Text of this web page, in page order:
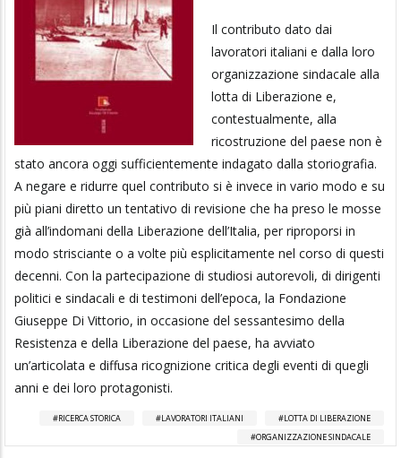
Il contributo dato dai
lavoratori italiani e dalla loro
organizzazione sindacale alla
lotta di Liberazione e,
contestualmente, alla
ricostruzione del paese non è
stato ancora oggi sufficientemente indagato dalla storiografia.
A negare e ridurre quel contributo si è invece in vario modo e su
più piani diretto un tentativo di revisione che ha preso le mosse
già all’indomani della Liberazione dell’Italia, per riproporsi in
modo strisciante o a volte più esplicitamente nel corso di questi
decenni. Con la partecipazione di studiosi autorevoli, di dirigenti
politici e sindacali e di testimoni dell’epoca, la Fondazione
Giuseppe Di Vittorio, in occasione del sessantesimo della
Resistenza e della Liberazione del paese, ha avviato
un’articolata e diffusa ricognizione critica degli eventi di quegli
anni e dei loro protagonisti.
RICERCA STORICA LAVORATORI ITALIANI
LOTTA DI LIBERAZIONE
ORGANIZZAZIONE SINDACALE